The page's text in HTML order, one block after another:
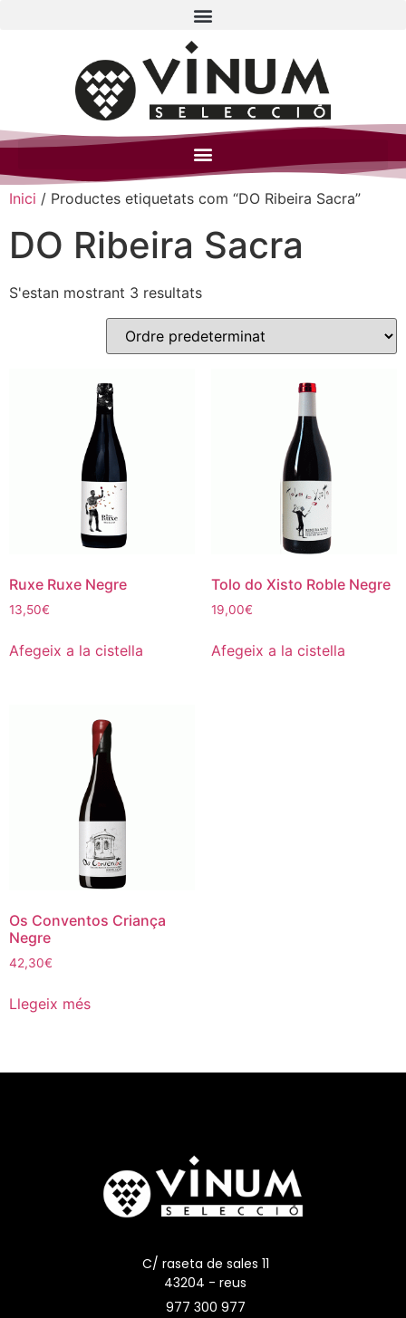
Inici / Productes etiquetats com “DO Ribeira Sacra”
DO Ribeira Sacra
S'estan mostrant 3 resultats
Ruxe Ruxe Negre
13,50€
Afegeix a la cistella
Tolo do Xisto Roble Negre
19,00€
Afegeix a la cistella
Os Conventos Criança
Negre
42,30€
Llegeix més
C/ raseta de sales 11
43204 - reus
977 300 977